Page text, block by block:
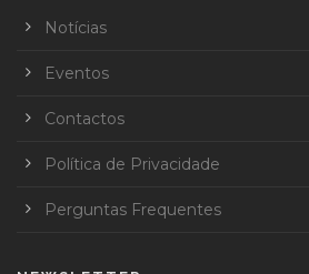
Notícias
Eventos
Contactos
Política de Privacidade
Perguntas Frequentes